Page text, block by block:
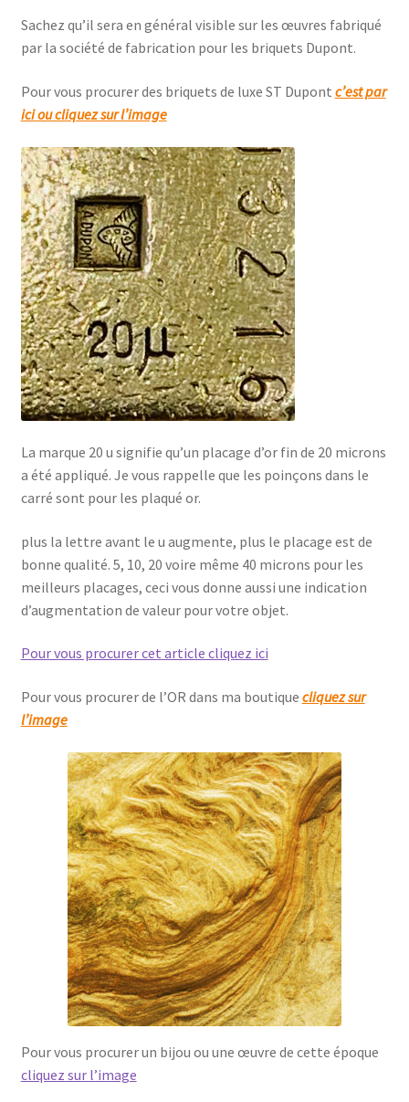
Sachez qu’il sera en général visible sur les œuvres fabriqué
par la société de fabrication pour les briquets Dupont.
Pour vous procurer des briquets de luxe ST Dupont c’est par
ici ou cliquez sur l’image
La marque 20 u signifie qu’un placage d’or fin de 20 microns
a été appliqué. Je vous rappelle que les poinçons dans le
carré sont pour les plaqué or.
plus la lettre avant le u augmente, plus le placage est de
bonne qualité. 5, 10, 20 voire même 40 microns pour les
meilleurs placages, ceci vous donne aussi une indication
d’augmentation de valeur pour votre objet.
Pour vous procurer cet article cliquez ici
Pour vous procurer de l’OR dans ma boutique cliquez sur
l’image
Pour vous procurer un bijou ou une œuvre de cette époque
cliquez sur l’image